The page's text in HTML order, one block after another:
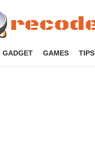
GADGET GAMES TIPS